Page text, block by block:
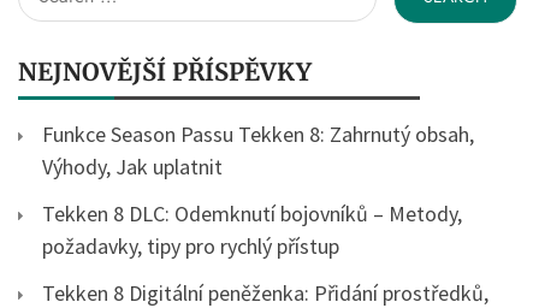
for:
NEJNOVĚJŠÍ PŘÍSPĚVKY
Funkce Season Passu Tekken 8: Zahrnutý obsah,
Výhody, Jak uplatnit
Tekken 8 DLC: Odemknutí bojovníků – Metody,
požadavky, tipy pro rychlý přístup
Tekken 8 Digitální peněženka: Přidání prostředků,